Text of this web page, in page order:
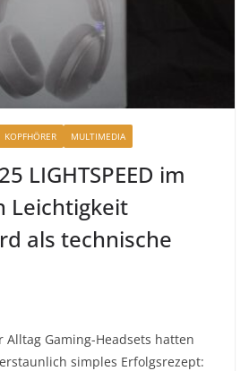
KOPFHÖRER MULTIMEDIA
LIGHTSPEED im
Leichtigkeit
als technische
Alltag Gaming-Headsets hatten
simples Erfolgsrezept: